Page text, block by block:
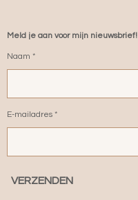
Meld je aan voor mijn nieuwsbrief!
Naam *
E-mailadres *
VERZENDEN